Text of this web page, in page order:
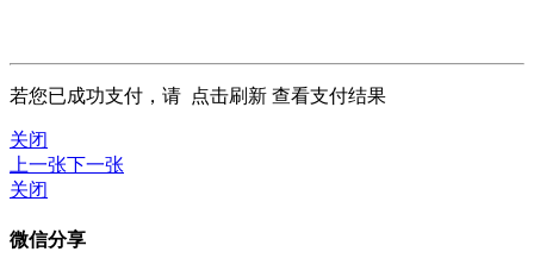
若您已成功支付，请 点击刷新 查看支付结果
关闭
上一张下一张
关闭
微信分享